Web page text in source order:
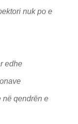
nuk po e
edhe
në qendrën e